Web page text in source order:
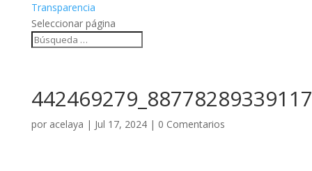
Transparencia
Seleccionar página
por acelaya | Jul 17, 2024| 0 Comentarios